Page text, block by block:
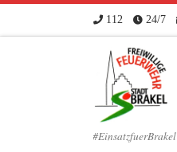
Zum Inhalt springen
112 24/7
#EinsatzfuerBrakel